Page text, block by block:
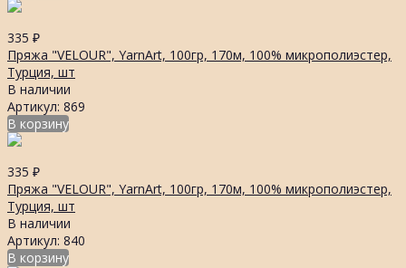
335 ₽
Пряжа "VELOUR", YarnArt, 100гр, 170м, 100% микрополиэстер,
Турция, шт
В наличии
Артикул: 869
В корзину
335 ₽
Пряжа "VELOUR", YarnArt, 100гр, 170м, 100% микрополиэстер,
Турция, шт
В наличии
Артикул: 840
В корзину